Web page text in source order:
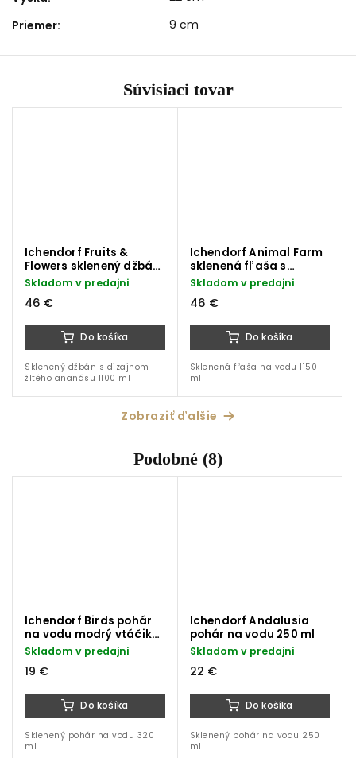
Priemer: 9 cm
Súvisiaci tovar
Ichendorf Fruits &
Flowers sklenený džbán
ananás 1100 ml
Skladom v predajni
46 €
Do košíka
Sklenený džbán s dizajnom
žltého ananásu 1100 ml
Ichendorf Animal Farm
sklenená fľaša s
vtáčikom 1150 ml
Skladom v predajni
46 €
Do košíka
Sklenená fľaša na vodu 1150
ml
Zobraziť ďalšie
Podobné (8)
Ichendorf Birds pohár
na vodu modrý vtáčik
320 ml
Skladom v predajni
19 €
Do košíka
Sklenený pohár na vodu 320
ml
Ichendorf Andalusia
pohár na vodu 250 ml
Skladom v predajni
22 €
Do košíka
Sklenený pohár na vodu 250
ml